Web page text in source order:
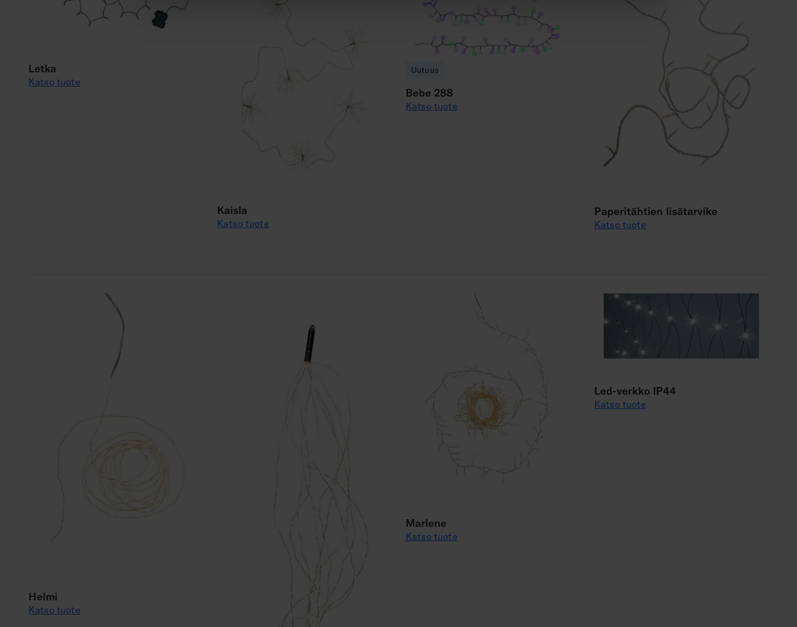
Letka
Katso tuote
Kaisla
Katso tuote
Uutuus
Bebe 288
Katso tuote
Paperitähtien lisätarvike
Katso tuote
Helmi
Katso tuote
Marlene
Katso tuote
Led-verkko IP44
Katso tuote